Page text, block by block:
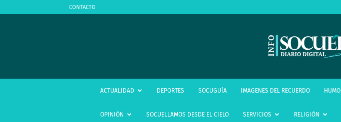
CONTACTO
ACTUALIDAD DEPORTES SOCUGUÍA IMAGENES DEL RECUERDO
OPINIÓN SOCUELLAMOS DESDE EL CIELO SERVICIOS RELIGIÓN